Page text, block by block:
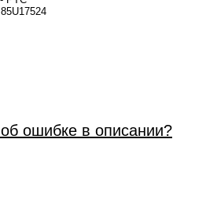
ошибке в описании?